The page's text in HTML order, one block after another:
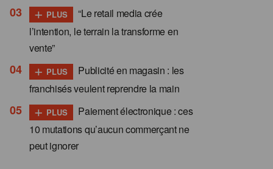
+ PLUS
“Le retail media crée
l’intention, le terrain la transforme en
vente”
+ PLUS
Publicité en magasin : les
franchisés veulent reprendre la main
+ PLUS
Paiement électronique : ces
10 mutations qu’aucun commerçant ne
peut ignorer